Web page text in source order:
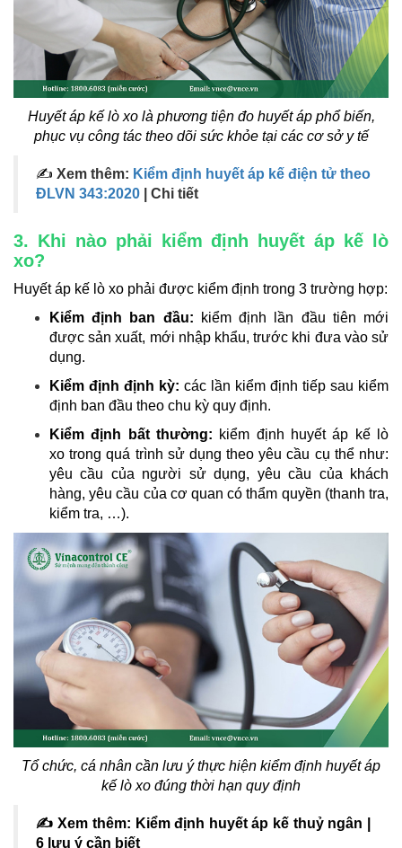
Huyết áp kế lò xo là phương tiện đo huyết áp phổ biến,
phục vụ công tác theo dõi sức khỏe tại các cơ sở y tế
✍ Xem thêm: Kiểm định huyết áp kế điện tử theo
ĐLVN 343:2020 | Chi tiết
3. Khi nào phải kiểm định huyết áp kế lò
xo?
Huyết áp kế lò xo phải được kiểm định trong 3 trường hợp:
Kiểm định ban đầu: kiểm định lần đầu tiên mới
được sản xuất, mới nhập khẩu, trước khi đưa vào sử
dụng.
Kiểm định định kỳ: các lần kiểm định tiếp sau kiểm
định ban đầu theo chu kỳ quy định.
Kiểm định bất thường: kiểm định huyết áp kế lò
xo trong quá trình sử dụng theo yêu cầu cụ thể như:
yêu cầu của người sử dụng, yêu cầu của khách
hàng, yêu cầu của cơ quan có thẩm quyền (thanh tra,
kiểm tra, …).
Tổ chức, cá nhân cần lưu ý thực hiện kiểm định huyết áp
kế lò xo đúng thời hạn quy định
✍ Xem thêm: Kiểm định huyết áp kế thuỷ ngân
6 lưu ý cần biết